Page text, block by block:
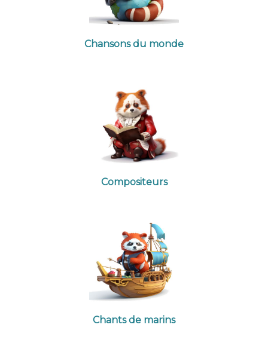
Chansons du monde
Compositeurs
Chants de marins